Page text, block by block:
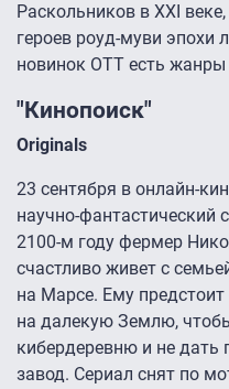
Раскольников в XXI
героев роуд-муви эпохи
новинок ОТТ есть
"Кинопоиск"
Originals
23 сентября в онлайн-
научно-фантастический
2100-м году фермер
счастливо живет с
на Марсе. Ему
на далекую Землю,
кибердеревню и не дать
завод. Сериал снят по